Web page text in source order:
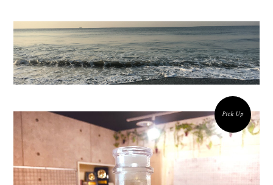
Pick Up